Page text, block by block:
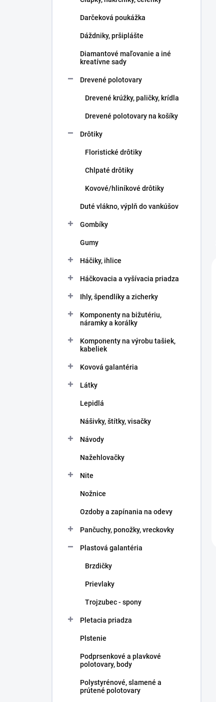
Darčeková poukážka
Dáždniky, pršiplášte
Diamantové maľovanie a iné
kreatívne sady
Drevené polotovary
Drevené krúžky, paličky, krídla
Drevené polotovary na košíky
Drôtiky
Floristické drôtiky
Chlpaté drôtiky
Kovové/hliníkové drôtiky
Duté vlákno, výplň do vankúšov
Gombíky
Gumy
Háčiky, ihlice
Háčkovacia a vyšívacia priadza
Ihly, špendlíky a zicherky
Komponenty na bižutériu,
náramky a korálky
Komponenty na výrobu tašiek,
kabeliek
Kovová galantéria
Látky
Lepidlá
Nášivky, štítky, visačky
Návody
Nažehlovačky
Nite
Nožnice
Ozdoby a zapínania na odevy
Pančuchy, ponožky, vreckovky
Plastová galantéria
Brzdičky
Prievlaky
Trojzubec - spony
Pletacia priadza
Plstenie
Podprsenkové a plavkové
polotovary, body
Polystyrénové, slamené a
prútené polotovary